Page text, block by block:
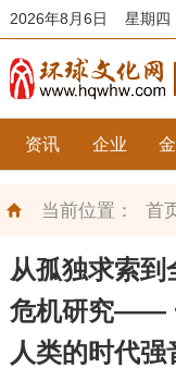
2026年8月6日 星期
资讯 企业
当前位置： 首
从孤独求索
危机研究——
人类的时代强